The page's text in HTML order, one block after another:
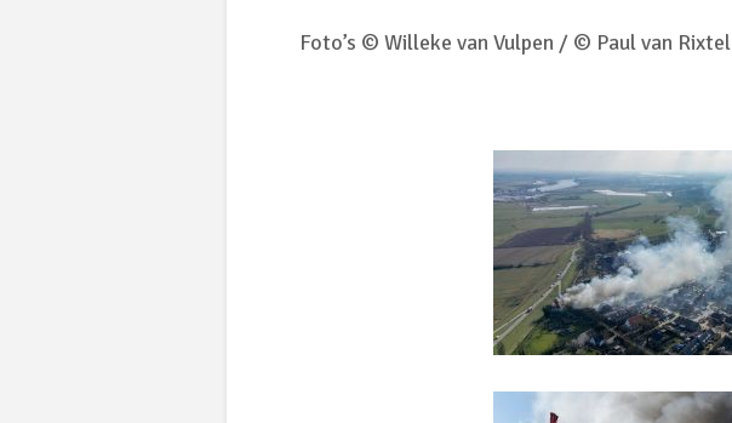
Foto’s © Willeke van Vulpen / © Paul van Rixtel